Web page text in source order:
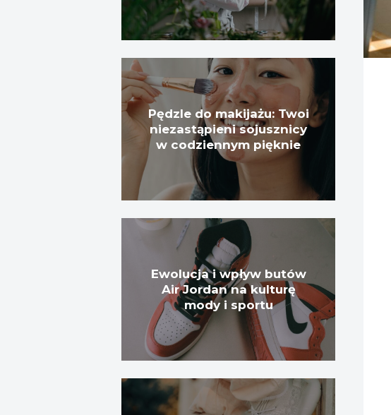
Pędzle do makijażu: Twoi
niezastąpieni sojusznicy
w codziennym pięknie
Ewolucja i wpływ butów
Air Jordan na kulturę
mody i sportu